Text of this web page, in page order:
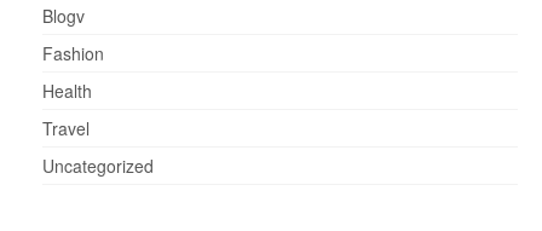
Blogv
Fashion
Health
Travel
Uncategorized